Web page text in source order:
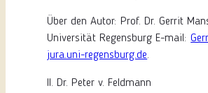
Über den Autor: Prof. Dr. Gerrit
Universität Regensburg E-mail:
jura.uni-regensburg.de.
II. Dr. Peter v. Feldmann